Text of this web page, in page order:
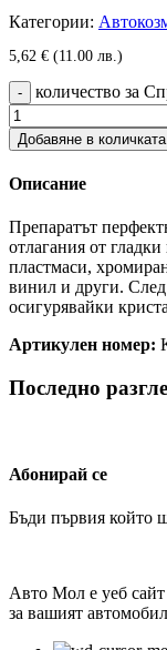
Категории:
5,62 € (11.00 лв.)
количество за
Добавяне в количката
Описание
Препаратът
отлагания от
пластмаси,
винил и други. След
осигурявайки
Артикулен номер:
Последно
Абонирай се
Бъди първия който
Авто Мол е уеб сайт
за вашият